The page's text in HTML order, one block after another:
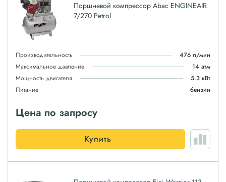
Поршневой компрессор Abac ENGINEAIR
7/270 Petrol
Производительность
476 л/мин
Максимальное давление
14 атм
Мощность двигателя
5.3 кВт
Питание
бензин
Цена по запросу
Купить